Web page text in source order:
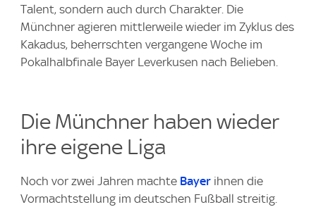
Talent, sondern auch durch Charakter. Die
Münchner agieren mittlerweile wieder im Zyklus des
Kakadus, beherrschten vergangene Woche im
Pokalhalbfinale Bayer Leverkusen nach Belieben.
Die Münchner haben wieder
ihre eigene Liga
Noch vor zwei Jahren machte Bayer ihnen die
Vormachtstellung im deutschen Fußball streitig.